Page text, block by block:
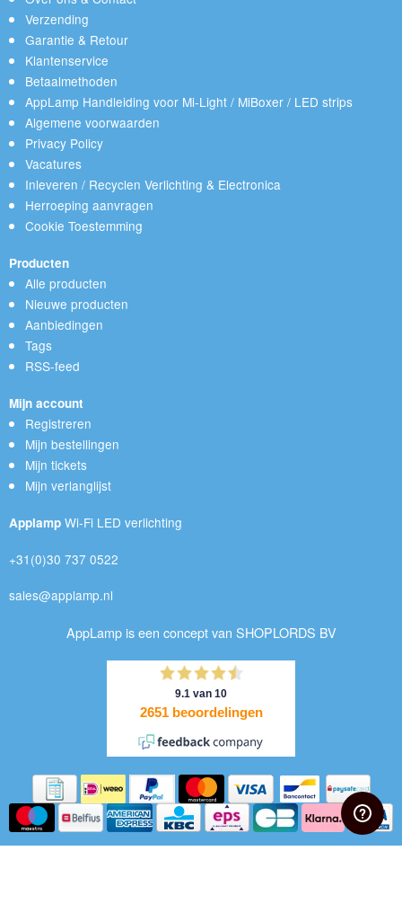
Verzending
Garantie & Retour
Klantenservice
Betaalmethoden
AppLamp Handleiding voor Mi-Light / MiBoxer / LED strips
Algemene voorwaarden
Privacy Policy
Vacatures
Inleveren / Recyclen Verlichting & Electronica
Herroeping aanvragen
Cookie Toestemming
Producten
Alle producten
Nieuwe producten
Aanbiedingen
Tags
RSS-feed
Mijn account
Registreren
Mijn bestellingen
Mijn tickets
Mijn verlanglijst
Applamp Wi-Fi LED verlichting
+31(0)30 737 0522
sales@applamp.nl
AppLamp is een concept van SHOPLORDS BV